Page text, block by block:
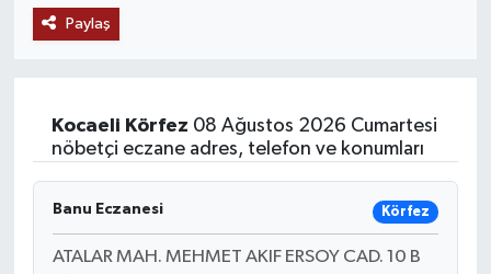
Paylaş
Kocaeli Körfez 08 Ağustos 2026 Cumartesi
nöbetçi eczane adres, telefon ve konumları
Banu Eczanesi Körfez
ATALAR MAH. MEHMET AKIF ERSOY CAD. 10 B
EKONOMİ
MAGAZİN
SAĞLIK
EĞİTİM
Tüm Manşetler
Haber Arşivi